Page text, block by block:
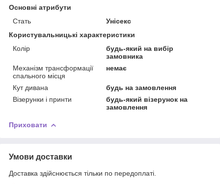
Основні атрибути
Стать
Унісекс
Користувальницькі характеристики
Колір
будь-який на вибір
замовника
Механізм трансформації
спального місця
немає
Кут дивана
будь на замовлення
Візерунки і принти
будь-який візерунок на
замовлення
Приховати
Умови доставки
Доставка здійснюється тільки по передоплаті.